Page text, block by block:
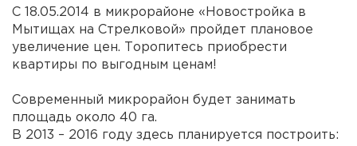
С 18.05.2014 в микрорайоне «Новостройка в
Мытищах на Стрелковой» пройдет плановое
увеличение цен. Торопитесь приобрести
квартиры по выгодным ценам!
Современный микрорайон будет занимать
площадь около 40 га.
В 2013 – 2016 году здесь планируется построить: